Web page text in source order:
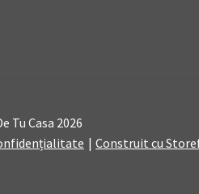
Tu Casa 2026
Construit cu